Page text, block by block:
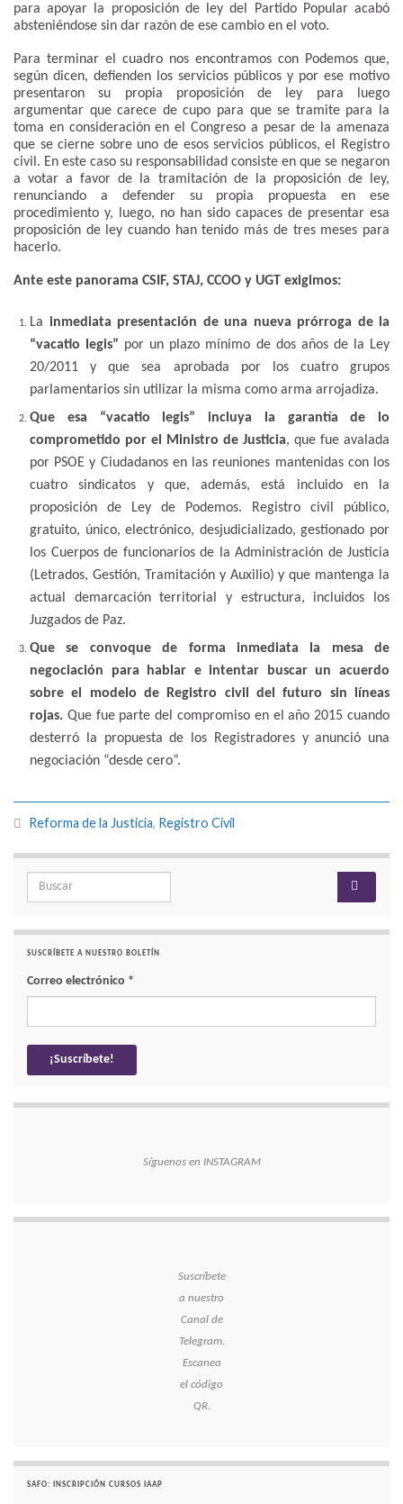
para apoyar la proposición de ley del Partido Popular acabó
absteniéndose sin dar razón de ese cambio en el voto.
Para terminar el cuadro nos encontramos con Podemos que,
según dicen, defienden los servicios públicos y por ese motivo
presentaron su propia proposición de ley para luego
argumentar que carece de cupo para que se tramite para la
toma en consideración en el Congreso a pesar de la amenaza
que se cierne sobre uno de esos servicios públicos, el Registro
civil. En este caso su responsabilidad consiste en que se negaron
a votar a favor de la tramitación de la proposición de ley,
renunciando a defender su propia propuesta en ese
procedimiento y, luego, no han sido capaces de presentar esa
proposición de ley cuando han tenido más de tres meses para
hacerlo.
Ante este panorama CSIF, STAJ, CCOO y UGT exigimos:
La inmediata presentación de una nueva prórroga de la
“vacatio
legis” por un plazo mínimo de dos años de la Ley
20/2011 y que sea aprobada por los cuatro grupos
parlamentarios sin utilizar la misma como arma arrojadiza.
Que esa “vacatio legis” incluya la garantía de lo
comprometido por el Ministro de Justicia, que fue avalada
por PSOE y Ciudadanos en las reuniones mantenidas con los
cuatro sindicatos y que, además, está incluido en la
proposición de Ley de Podemos. Registro civil público,
gratuito, único, electrónico, desjudicializado, gestionado por
los Cuerpos de funcionarios de la Administración de Justicia
(Letrados, Gestión, Tramitación y Auxilio) y que mantenga la
actual demarcación territorial y estructura, incluidos los
Juzgados de Paz.
Que se convoque de forma inmediata la mesa de
negociación para hablar e intentar buscar un acuerdo
sobre el modelo de Registro civil del futuro sin líneas
rojas. Que fue parte del compromiso en el año 2015 cuando
desterró la propuesta de los Registradores y anunció una
negociación “desde cero”.
Reforma de la Justicia, Registro Civil
Search for:
SUSCRÍBETE A NUESTRO BOLETÍN
Correo electrónico *
Síguenos en INSTAGRAM
Suscríbete
a nuestro
Canal de
Telegram.
Escanea
el código
QR.
SAFO: INSCRIPCIÓN CURSOS IAAP